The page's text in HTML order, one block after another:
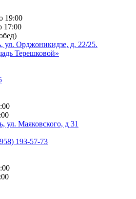
19:00
17:00
ул. Орджоникидзе, д. 22/25.
Терешковой»
ул. Маяковского, д 31
193-57-73